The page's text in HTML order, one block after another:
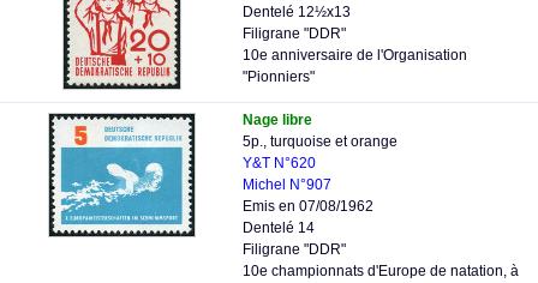
Dentelé 12½x13
Filigrane "DDR"
10e anniversaire de l'Organisation
"Pionniers"
Nage libre
5p., turquoise et orange
Y&T N°620
Michel N°907
Emis en 07/08/1962
Dentelé 14
Filigrane "DDR"
10e championnats d'Europe de natation, à